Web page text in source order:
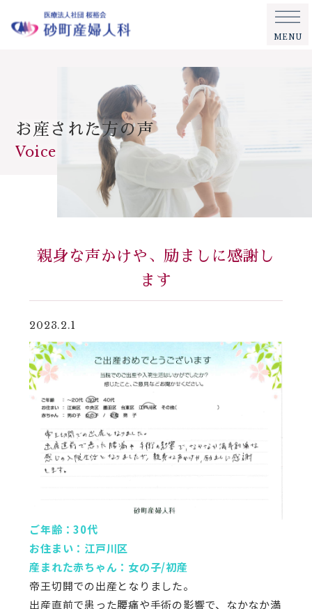
MENU
お産された方の声
Voice
親身な声かけや、励ましに感謝し
ます
2023.2.1
ご年齢：30代
お住まい：江戸川区
産まれた赤ちゃん：女の子/初産
帝王切開での出産となりました。
出産直前で患った腰痛や手術の影響で、なかなか満